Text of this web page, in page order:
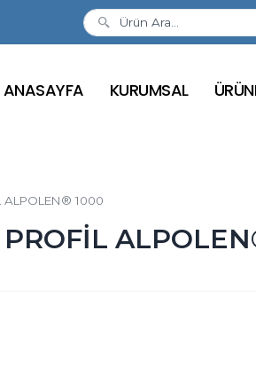
ANASAYFA KURUMSAL
ALPOLEN® 1000